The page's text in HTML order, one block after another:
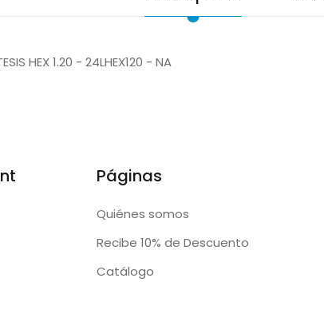
HEX 1.20 - 24LHEX120 - NA
Páginas
Quiénes somos
Recibe 10% de Descuento
Catálogo